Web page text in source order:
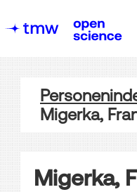
Migerka,
Migerka,